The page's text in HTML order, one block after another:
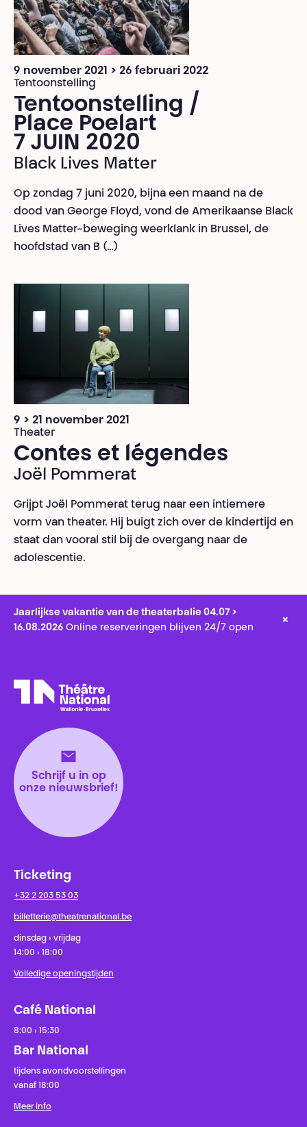
9 november 2021 > 26 februari 2022
Tentoonstelling
Tentoonstelling /
Place Poelart
7 JUIN 2020
Black Lives Matter
Op zondag 7 juni 2020, bijna een maand na de
dood van George Floyd, vond de Amerikaanse Black
Lives Matter-beweging weerklank in Brussel, de
hoofdstad van B (…)
9 > 21 november 2021
Theater
Contes et légendes
Joël Pommerat
Grijpt Joël Pommerat terug naar een intiemere
vorm van theater. Hij buigt zich over de kindertijd en
staat dan vooral stil bij de overgang naar de
adolescentie.
Jaarlijkse vakantie van de theaterbalie 04.07 >
16.08.2026 Online reserveringen blijven 24/7 open
×
Schrijf u in op
onze nieuwsbrief!
Ticketing
+32 2 203 53 03
billetterie@theatrenational.be
dinsdag › vrijdag
14:00 › 18:00
Volledige openingstijden
Café National
8:00 › 15:30
Bar National
tijdens avondvoorstellingen
vanaf 18:00
Meer info